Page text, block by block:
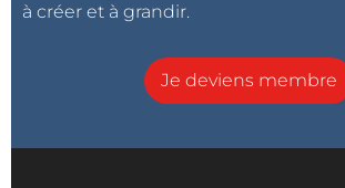
à créer et à grandir.
Je deviens membre